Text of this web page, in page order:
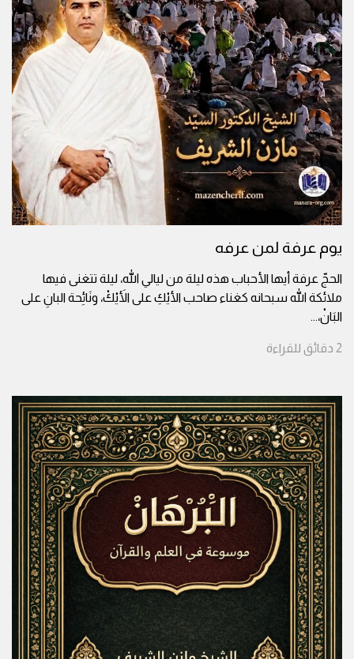
يوم عرفة لمن عرفه
الحجّ عرفة أيها الأحباب هذه ليلة من ليالي الله، ليلة تتغنى فيها
ملائكة الله سبحانه كغناء صاحب الأيْكِ على الأَيْكْ، ونَائِحة البانِ على
البَانْ،...
2 دقائق للقراءة